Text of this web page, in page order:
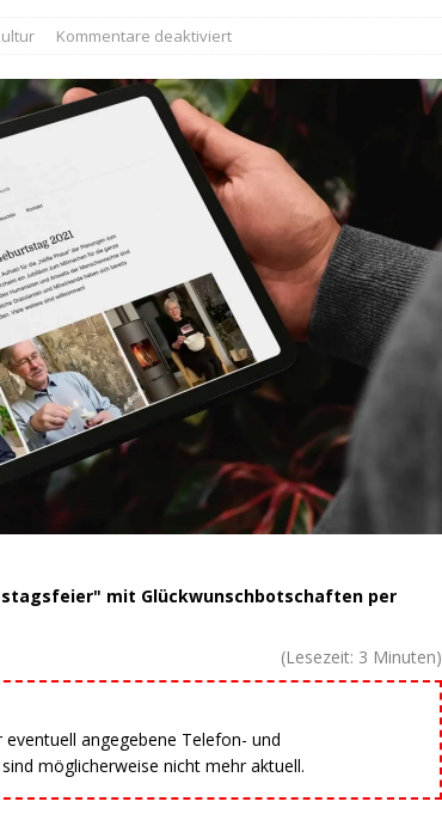
Kommentare deaktiviert
mit Glückwunschbotschaften per
(Lesezeit: 3 Minuten)
angegebene Telefon- und
möglicherweise nicht mehr aktuell.